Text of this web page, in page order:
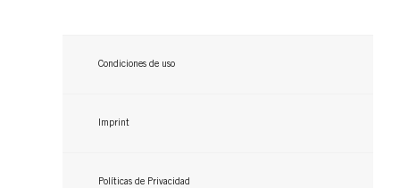
Condiciones de uso
Imprint
Políticas de Privacidad